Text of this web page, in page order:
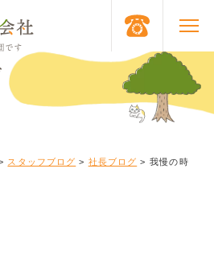
スタッフブログ > 社長ブログ > 我慢の時